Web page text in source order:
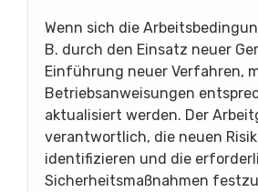
Wenn sich die
B. durch den Einsatz neuer
Einführung neuer Verfahren,
Betriebsanweisungen
aktualisiert werden. Der
verantwortlich, die neuen
identifizieren und die
Sicherheitsmaßnahmen